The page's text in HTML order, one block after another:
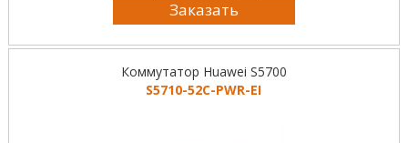
Заказать
Коммутатор Huawei S5700
S5710-52C-PWR-EI